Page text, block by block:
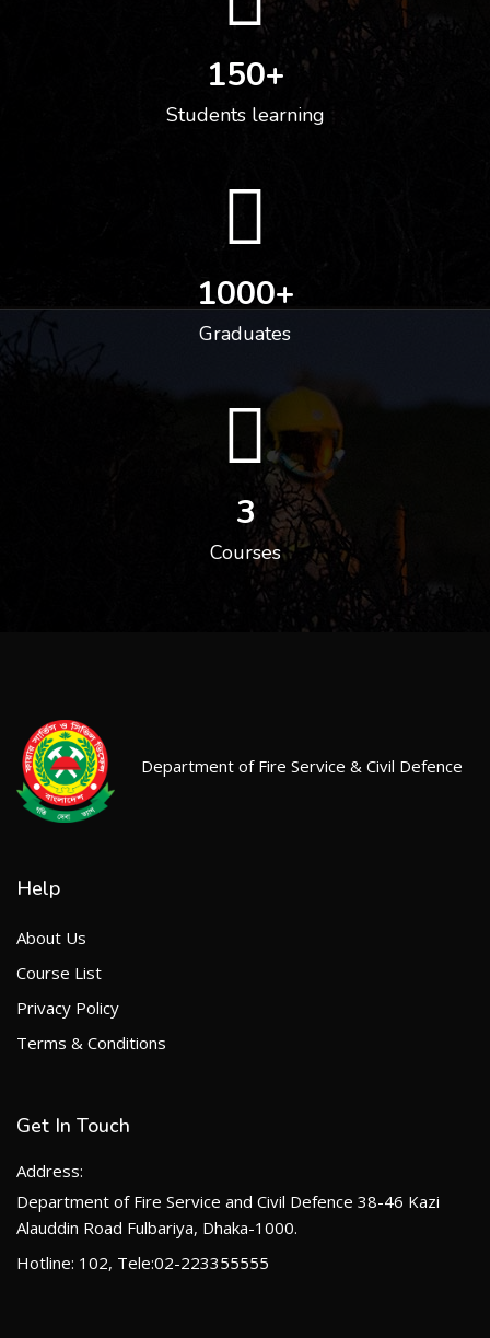
150+
Students learning
1000+
Graduates
3
Courses
Department of Fire Service & Civil Defence
Help
About Us
Course List
Privacy Policy
Terms & Conditions
Get In Touch
Address:
Department of Fire Service and Civil Defence 38-46 Kazi
Alauddin Road Fulbariya, Dhaka-1000.
Hotline: 102, Tele:02-223355555